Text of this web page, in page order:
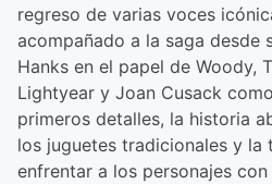
regreso de varias voces
acompañado a la saga desde
Hanks en el papel de Woody,
Lightyear y Joan Cusack
primeros detalles, la historia
los juguetes tradicionales y la
enfrentar a los personajes